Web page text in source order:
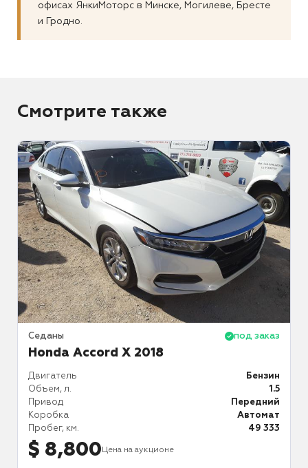
офисах ЯнкиМоторс в Минске, Могилеве, Бресте
и Гродно.
Смотрите также
Седаны под заказ
Honda Accord X 2018
Двигатель
Бензин
Объем, л.
1.5
Привод
Передний
Коробка
Автомат
Пробег, км.
49 333
$ 8,800 Цена на аукционе